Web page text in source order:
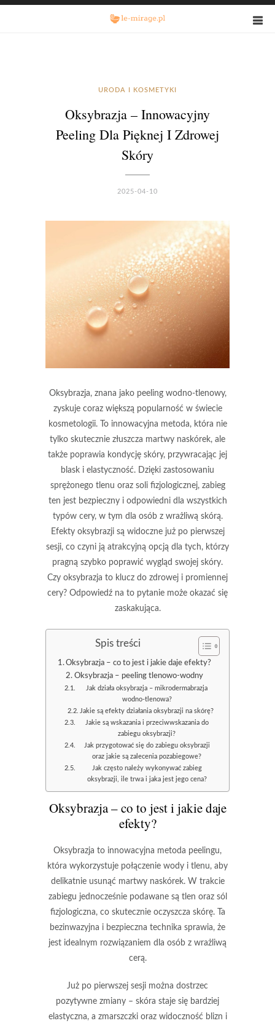
URODA I KOSMETYKI
Oksybrazja – Innowacyjny
Peeling Dla Pięknej I Zdrowej
Skóry
2025-04-10
Oksybrazja, znana jako peeling wodno-tlenowy,
zyskuje coraz większą popularność w świecie
kosmetologii. To innowacyjna metoda, która nie
tylko skutecznie złuszcza martwy naskórek, ale
także poprawia kondycję skóry, przywracając jej
blask i elastyczność. Dzięki zastosowaniu
sprężonego tlenu oraz soli fizjologicznej, zabieg
ten jest bezpieczny i odpowiedni dla wszystkich
typów cery, w tym dla osób z wrażliwą skórą.
Efekty oksybrazji są widoczne już po pierwszej
sesji, co czyni ją atrakcyjną opcją dla tych, którzy
pragną szybko poprawić wygląd swojej skóry.
Czy oksybrazja to klucz do zdrowej i promiennej
cery? Odpowiedź na to pytanie może okazać się
zaskakująca.
Spis treści
Oksybrazja – co to jest i jakie daje efekty?
Oksybrazja – peeling tlenowo-wodny
Jak działa oksybrazja – mikrodermabrazja
wodno-tlenowa?
Jakie są efekty działania oksybrazji na skórę?
Jakie są wskazania i przeciwwskazania do
zabiegu oksybrazji?
Jak przygotować się do zabiegu oksybrazji
oraz jakie są zalecenia pozabiegowe?
Jak często należy wykonywać zabieg
oksybrazji, ile trwa i jaka jest jego cena?
Oksybrazja – co to jest i jakie daje
efekty?
Oksybrazja to innowacyjna metoda peelingu,
która wykorzystuje połączenie wody i tlenu, aby
delikatnie usunąć martwy naskórek. W trakcie
zabiegu jednocześnie podawane są tlen oraz sól
fizjologiczna, co skutecznie oczyszcza skórę. Ta
bezinwazyjna i bezpieczna technika sprawia, że
jest idealnym rozwiązaniem dla osób z wrażliwą
cerą.
Już po pierwszej sesji można dostrzec
pozytywne zmiany – skóra staje się bardziej
elastyczna, a zmarszczki oraz widoczność blizn i